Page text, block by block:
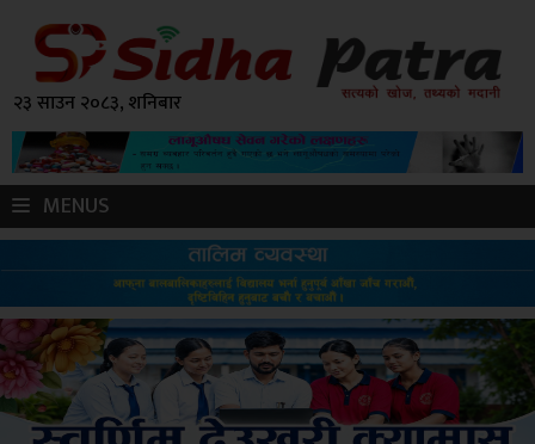
२३ साउन २०८३, शनिबार
MENUS